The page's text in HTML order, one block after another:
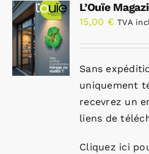
L’Ouïe
15,00 € TVA
Sans
uniquement
recevrez un
liens de
Cliquez ici